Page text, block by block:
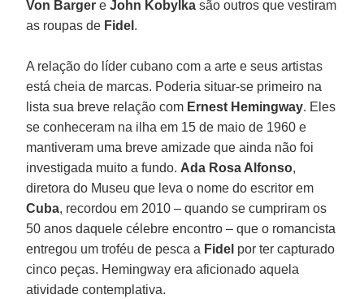
Von Barger eJohn Kobylka são outros que vestiram
as roupas de Fidel .
A relação do líder cubano com a arte e seus artistas
está cheia de marcas. Poderia situar-se primeiro na
lista sua breve relação com Ernest Hemingway. Eles
se conheceram na ilha em 15 de maio de 1960 e
mantiveram uma breve amizade que ainda não foi
investigada muito a fundo. Ada Rosa Alfonso,
diretora do Museu que leva o nome do escritor em
Cuba, recordou em 2010 – quando se cumpriram os
50 anos daquele célebre encontro – que o romancista
entregou um troféu de pesca a Fidel por ter capturado
cinco peças. Hemingway era aficionado aquela
atividade contemplativa.